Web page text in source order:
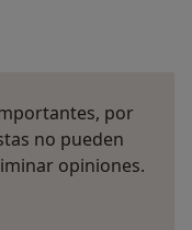
por
no pueden
opiniones.